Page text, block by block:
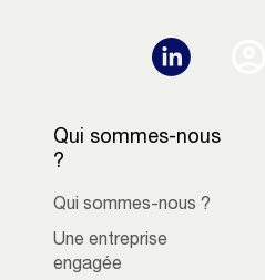
Qui sommes-nous
?
Qui sommes-nous ?
Une entreprise
engagée